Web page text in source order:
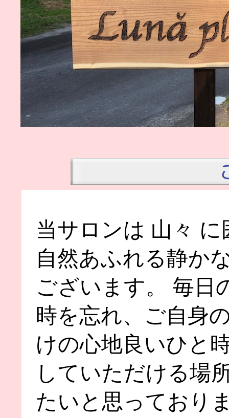
当サロンは 山々 に
自然あふれる静か
ございます。 毎日
時を忘れ、ご自身
けの心地良いひと
していただける場
たいと思っており